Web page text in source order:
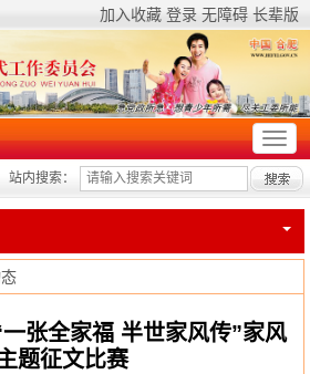
加入收藏 登录 无障碍 长辈版
站内搜索：
张全家福 半世家风传”家风
题征文比赛